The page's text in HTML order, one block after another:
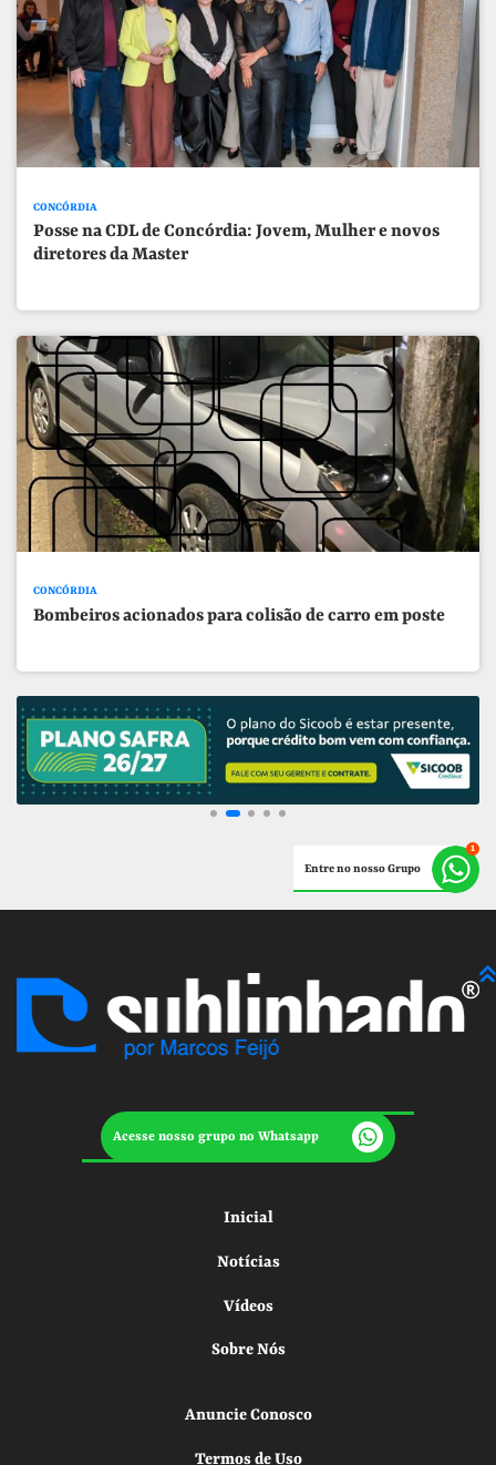
CONCÓRDIA
Posse na CDL de Concórdia: Jovem, Mulher e novos
diretores da Master
CONCÓRDIA
Bombeiros acionados para colisão de carro em poste
Entre no nosso Grupo
Acesse nosso grupo no Whatsapp
Inicial
Notícias
Vídeos
Sobre Nós
Anuncie Conosco
Termos de Uso